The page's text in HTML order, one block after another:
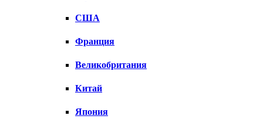
США
Франция
Великобритания
Китай
Япония